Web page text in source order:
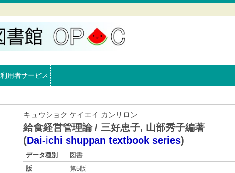
利用者サービス
キュウショク ケイエイ カンリロン
給食経営管理論 / 三好恵子, 山部秀子編著
(Dai-ichi shuppan textbook series)
データ種別
図書
版
第5版